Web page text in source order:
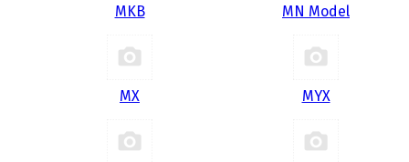
MKB MN Model
MX MYX